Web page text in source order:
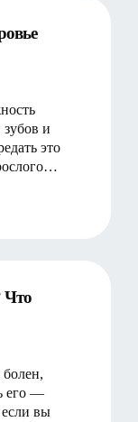
и
это
Что
его —
вы